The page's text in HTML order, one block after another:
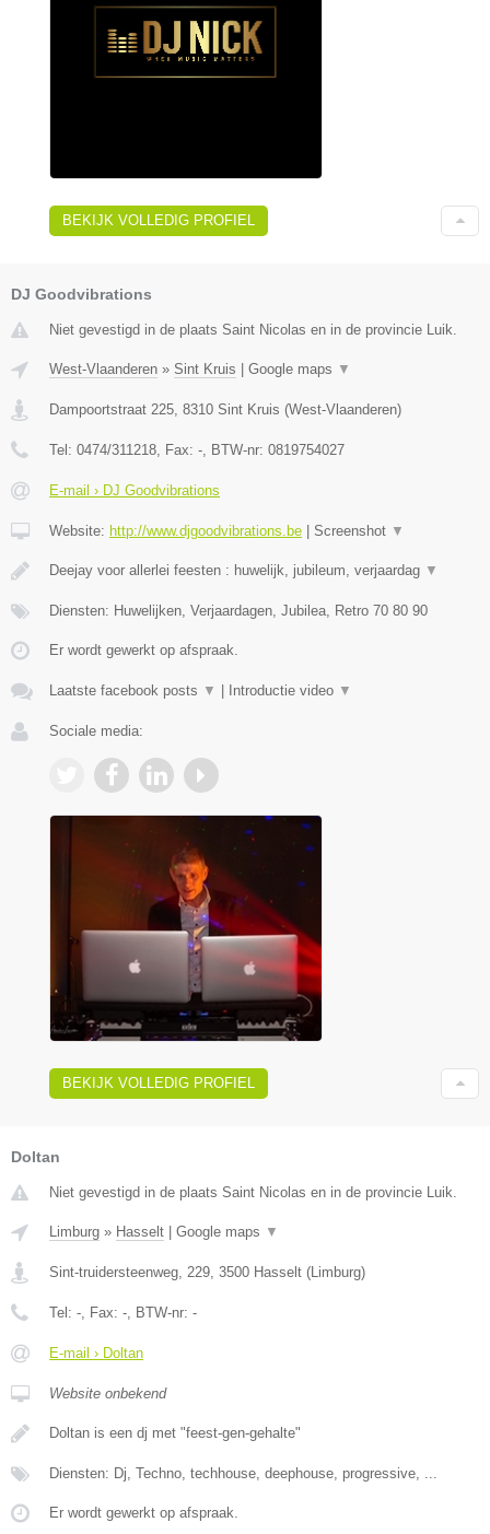
BEKIJK VOLLEDIG PROFIEL
DJ Goodvibrations
Niet gevestigd in de plaats Saint Nicolas en in de provincie Luik.
West-Vlaanderen » Sint Kruis | Google maps ▼
Dampoortstraat 225 8310 Sint Kruis (West-Vlaanderen)
Tel: 0474/311218 , Fax: - , BTW-nr: 0819754027
E-mail › DJ Goodvibrations
Website: http://www.djgoodvibrations.be | Screenshot ▼
Deejay voor allerlei feesten : huwelijk, jubileum, verjaardag ▼
Diensten: Huwelijken, Verjaardagen, Jubilea, Retro 70 80 90
Er wordt gewerkt op afspraak.
Laatste facebook posts ▼ | Introductie video ▼
Sociale media:
BEKIJK VOLLEDIG PROFIEL
Doltan
Niet gevestigd in de plaats Saint Nicolas en in de provincie Luik.
Limburg » Hasselt Google maps ▼
Sint-truidersteenweg, 229 3500 Hasselt ( Limburg)
Tel: - , Fax: - , BTW-nr: -
E-mail › Doltan
Website onbekend
Doltan is een dj met "feest-gen-gehalte"
Diensten: Dj, Techno, techhouse, deephouse, progressive, ...
Er wordt gewerkt op afspraak.